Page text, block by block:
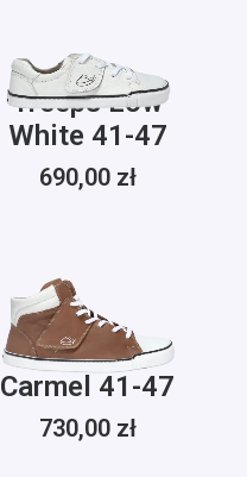
Treeps Low
White 41-47
690,00 zł
Treeps High
Carmel 41-47
730,00 zł